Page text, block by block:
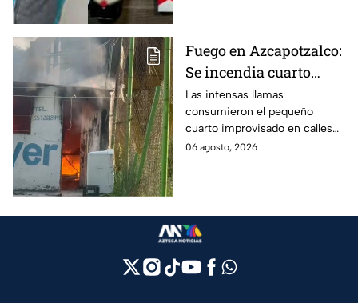
Fuego en Azcapotzalco:
Se incendia cuarto
improvisado en la
Industrial Vallejo;
rompen cadenas para
combatir las llamas
Las intensas llamas
consumieron el pequeño
cuarto improvisado en calles
de Azcapotzalco; bomberos
06 agosto, 2026